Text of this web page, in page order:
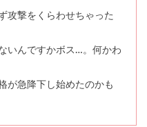
攻撃をくらわせちゃった
いんですかボス…。何かわ
が急降下し始めたのかも